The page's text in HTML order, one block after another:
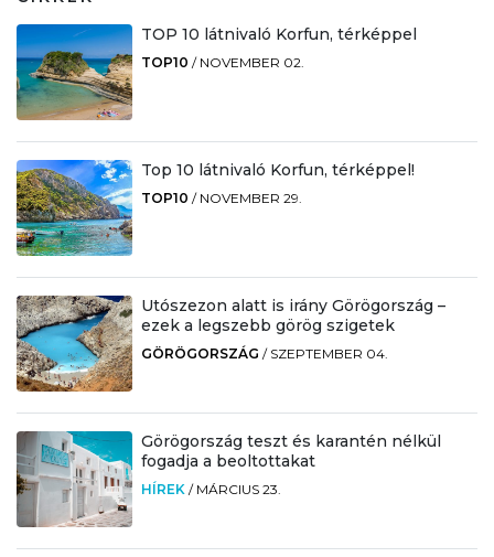
TOP 10 látnivaló Korfun, térképpel
TOP10 / NOVEMBER 02.
Top 10 látnivaló Korfun, térképpel!
TOP10 / NOVEMBER 29.
Utószezon alatt is irány Görögország –
ezek a legszebb görög szigetek
GÖRÖGORSZÁG / SZEPTEMBER 04.
Görögország teszt és karantén nélkül
fogadja a beoltottakat
HÍREK / MÁRCIUS 23.